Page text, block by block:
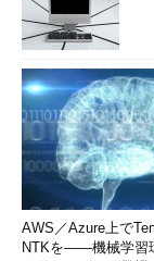
AWS／Azure上で
NTKを――機械学習